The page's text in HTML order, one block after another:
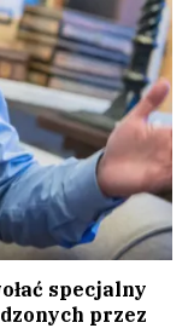
specjalny
przez